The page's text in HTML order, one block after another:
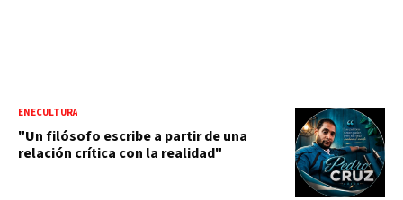
ENECULTURA
"Un filósofo escribe a partir de una
relación crítica con la realidad"